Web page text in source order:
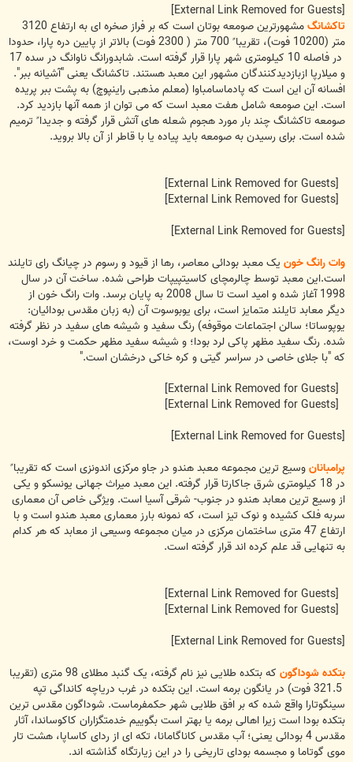
[External Link Removed for Guests]
تاکشانگ
مشهورترین صومعه بوتان است که بر فراز صخره ای به ارتفاع 3120
متر (10200 فوت)، تقریبا ً 700 متر ( 2300 فوت) بالاتر از پایین دره پارا، حدودا
ً در فاصله 10 کیلومتری شهر پارا قرار گرفته است. شابدورانگ ناوانگ در سده 17
و میلارپا ازبازدیدکنندگان مشهور این معبد هستند. تاکشانگ یعنی "آشیانه ببر".
افسانه آن این است که پادماسامباوا (معلم مذهبی راینپوچ) به پشت ببر پریده
است. این صومعه شامل هفت معبد است که می توان از همه آنها بازدید کرد.
صومعه تاکشانگ چند بار مورد هجوم شعله های آتش قرار گرفته و جدیدا ً ترمیم
شده است. برای رسیدن به صومعه باید پیاده یا با قاطر از آن بالا بروید.
[External Link Removed for Guests]
[External Link Removed for Guests]
[External Link Removed for Guests]
وات رانگ خون یک معبد بودائی معاصر، رها از قیود و رسوم در چیانگ رای تایلند
است.این معبد توسط چالرمچای کاسیتپیپات طراحی شده. ساخت آن در سال
1998 آغاز شده و امید است تا سال 2008 به پایان برسد. وات رانگ خون از
دیگر معابد تایلند متمایز است، برای یوبوسوت آن (به زبان مقدس بودائیان:
یوپوساتا؛ سالن اجتماعات موقوفه) رنگ سفید و شیشه های سفید در نظر گرفته
شده. رنگ سفید مظهر پاکی لرد بودا؛ و شیشه سفید مظهر حکمت و خرد اوست،
که "با جلای خاصی در سراسر گیتی و کره خاکی درخشان است."
[External Link Removed for Guests]
[External Link Removed for Guests]
[External Link Removed for Guests]
پرامبانانوسیع ترین مجموعه معبد هندو در جاو مرکزی اندونزی است که تقریبا ً
در 18 کیلومتری شرق جاکارتا قرار گرفته. این معبد میراث جهانی یونسکو و یکی
از وسیع ترین معابد هندو در جنوب- شرقی آسیا است. ویژگی خاص آن معماری
سربه فلک کشیده و نوک تیز است، که نمونه بارز معماری معبد هندو است و با
ارتفاع 47 متری ساختمان مرکزی در میان مجموعه وسیعی از معابد که هر کدام
به تنهایی قد علم کرده اند قرار گرفته است.
[External Link Removed for Guests]
[External Link Removed for Guests]
[External Link Removed for Guests]
بتکده شوداگون
که بتکده طلایی نیز نام گرفته، یک گنبد مطلای 98 متری (تقریبا
ً 321.5 فوت) در یانگون برمه است. این بتکده در غرب دریاچه کانداگی تپه
سینگوتارا واقع شده که بر افق طلایی شهر حکمفرماست. شوداگون مقدس ترین
بتکده بودا است زیرا اهالی برمه یا بهتر است بگوییم خدمتگزاران کاکوساندا، آثار
مقدس 4 بودائی یعنی؛ آب مقدس کاناگامانا، تکه ای از ردای کاساپا، هشت تار
موی گوتاما و مجسمه بودای تاریخی را در این زیارتگاه گذاشته اند.